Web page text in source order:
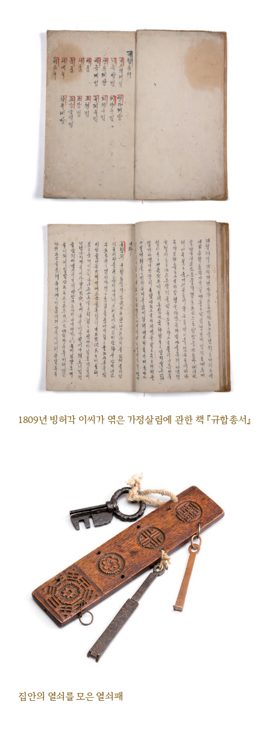
1809년 빙허각 이씨가 엮은 가정살림에 관한 책 『규합총서』
집안의 열쇠를 모은 열쇠패